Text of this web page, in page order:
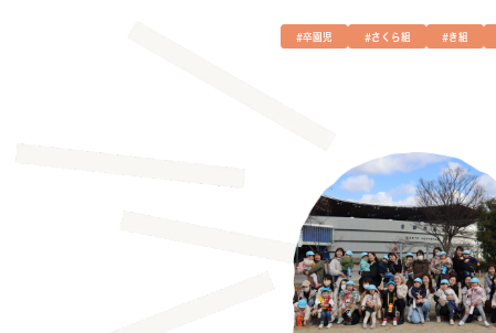
#卒園児 #さくら組 #き組